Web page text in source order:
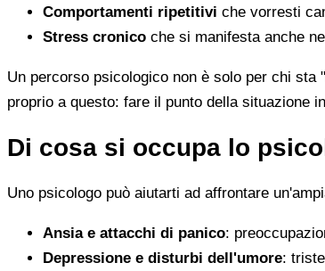
Comportamenti ripetitivi che vorresti
Stress cronico che si manifesta anche
Un percorso psicologico non è solo per chi
proprio a questo: fare il punto della situazione
Di cosa si occupa lo
Uno psicologo può aiutarti ad affrontare
Ansia e attacchi di panico:
Depressione e disturbi dell'umore: